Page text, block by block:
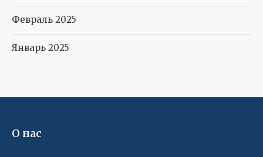
Февраль 2025
Январь 2025
О нас